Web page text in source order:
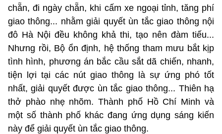
chẵn, đi ngày chẵn, khi cấm xe ngoại tỉnh, tăng phí
giao thông... nhằm giải quyết ùn tắc giao thông nội
đô Hà Nội đều không khả thi, tạo nên đàm tiếu...
Nhưng rồi, Bộ ổn định, hệ thống tham mưu bắt kịp
tình hình, phương án bắc cầu sắt dã chiến, nhanh,
tiện lợi tại các nút giao thông là sự ứng phó tốt
nhất, giải quyết được ùn tắc giao thông... Thiên hạ
thở phào nhẹ nhõm. Thành phố Hồ Chí Minh và
một số thành phố khác đang ứng dụng sáng kiến
này để giải quyết ùn tắc giao thông.